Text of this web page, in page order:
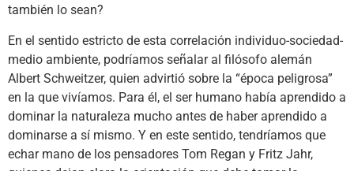
también lo sean?
En el sentido estricto de esta correlación individuo-sociedad-
medio ambiente, podríamos señalar al filósofo alemán
Albert Schweitzer, quien advirtió sobre la “época peligrosa”
en la que vivíamos. Para él, el ser humano había aprendido a
dominar la naturaleza mucho antes de haber aprendido a
dominarse a sí mismo. Y en este sentido, tendríamos que
echar mano de los pensadores Tom Regan y Fritz Jahr,